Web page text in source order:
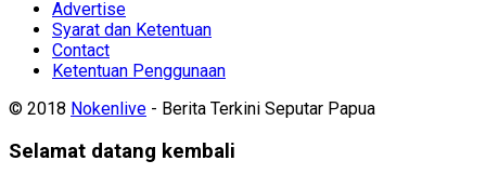
Advertise
Syarat dan Ketentuan
Contact
Ketentuan Penggunaan
© 2018 Nokenlive - Berita Terkini Seputar Papua
Selamat datang kembali